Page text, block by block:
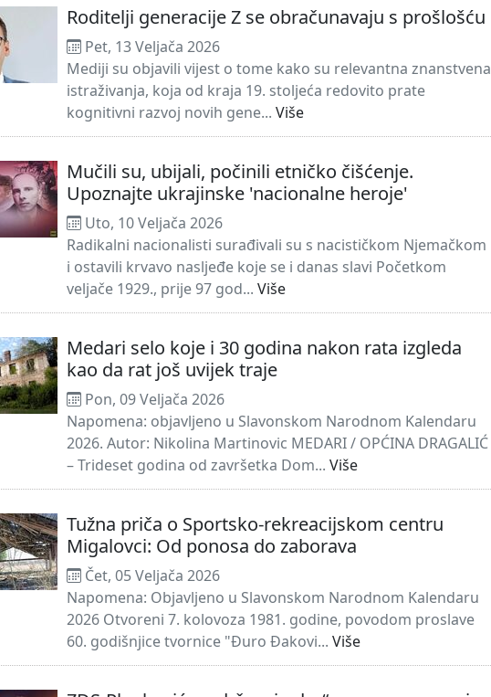
Roditelji generacije Z se obračunavaju s prošlošću
Pet, 13 Veljača 2026
Mediji su objavili vijest o tome kako su relevantna znanstvena
istraživanja, koja od kraja 19. stoljeća redovito prate
kognitivni razvoj novih gene... Više
Mučili su, ubijali, počinili etničko čišćenje.
Upoznajte ukrajinske 'nacionalne heroje'
Uto, 10 Veljača 2026
Radikalni nacionalisti surađivali su s nacističkom Njemačkom
i ostavili krvavo nasljeđe koje se i danas slavi Početkom
veljače 1929., prije 97 god... Više
Medari selo koje i 30 godina nakon rata izgleda
kao da rat još uvijek traje
Pon, 09 Veljača 2026
Napomena: objavljeno u Slavonskom Narodnom Kalendaru
2026. Autor: Nikolina Martinovic MEDARI / OPĆINA DRAGALIĆ
– Trideset godina od završetka Dom... Više
Tužna priča o Sportsko-rekreacijskom centru
Migalovci: Od ponosa do zaborava
Čet, 05 Veljača 2026
Napomena: Objavljeno u Slavonskom Narodnom Kalendaru
2026 Otvoreni 7. kolovoza 1981. godine, povodom proslave
60. godišnjice tvornice "Đuro Đakovi... Više